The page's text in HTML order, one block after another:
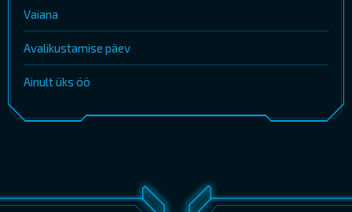
Vaiana
Avalikustamise päev
Ainult üks öö